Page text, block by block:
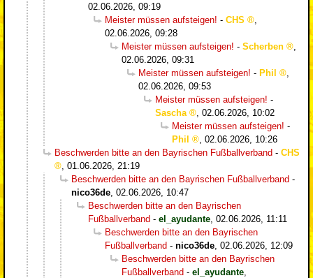
02.06.2026, 09:19
Meister müssen aufsteigen! - CHS
02.06.2026, 09:28
Meister müssen aufsteigen! - Scherben
02.06.2026, 09:31
Meister müssen aufsteigen! - Phil
02.06.2026, 09:53
Meister müssen aufsteigen! -
Sascha
02.06.2026, 10:02
Meister müssen aufsteigen! -
Phil
02.06.2026, 10:26
Beschwerden bitte an den Bayrischen Fußballverband - CHS
01.06.2026, 21:19
Beschwerden bitte an den Bayrischen Fußballverband -
nico36de 02.06.2026, 10:47
Beschwerden bitte an den Bayrischen
Fußballverband - el_ayudante 02.06.2026, 11:11
Beschwerden bitte an den Bayrischen
Fußballverband - nico36de 02.06.2026, 12:09
Beschwerden bitte an den Bayrischen
Fußballverband - el_ayudante